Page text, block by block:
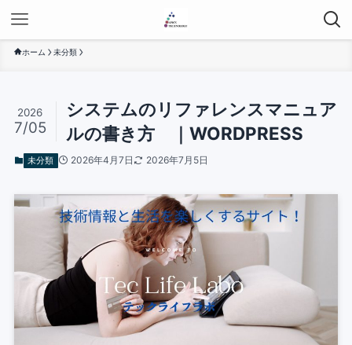
ホーム 未分類
システムのリファレンスマニュア
ルの書き方 ｜WORDPRESS
2026
7/05
未分類 2026年4月7日 2026年7月5日